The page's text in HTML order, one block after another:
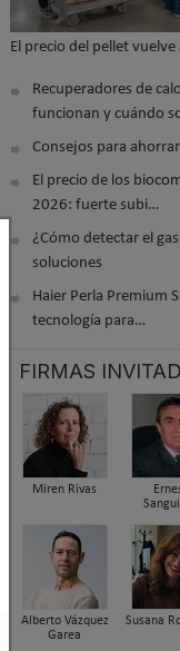
El precio del pellet
Recuperadores de
funcionan y cuándo
Consejos para
El precio de los
2026: fuerte subi…
¿Cómo detectar el
soluciones
Haier Perla Premium
tecnología para…
FIRMAS
Miren Rivas
Alberto Vázquez
Garea
Susana